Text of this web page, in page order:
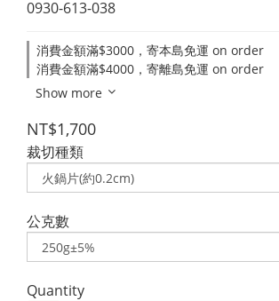
0930-613-038
消費金額滿$3000，寄本島免運 on order
消費金額滿$4000，寄離島免運 on order
Show more
NT$1,700
裁切種類
公克數
Quantity